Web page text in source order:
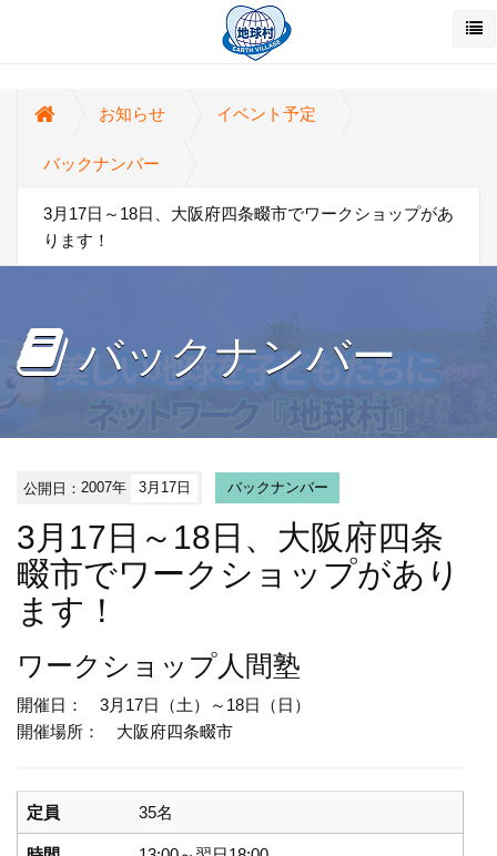
お知らせ イベント予定
バックナンバー
3月17日～18日、大阪府四条畷市でワークショップがあ
ります！
バックナンバー
公開日：2007年 3月17日 バックナンバー
3月17日～18日、大阪府四条
畷市でワークショップがあり
ます！
ワークショップ人間塾
開催日： 3月17日（土）～18日（日）
開催場所： 大阪府四条畷市
定員 35名